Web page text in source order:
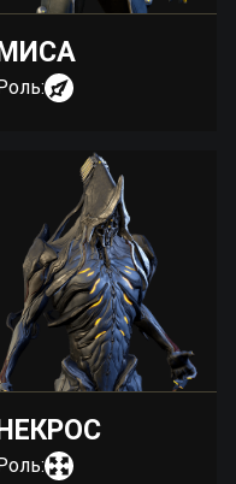
МИСА
Роль:
НЕКРОС
Роль: